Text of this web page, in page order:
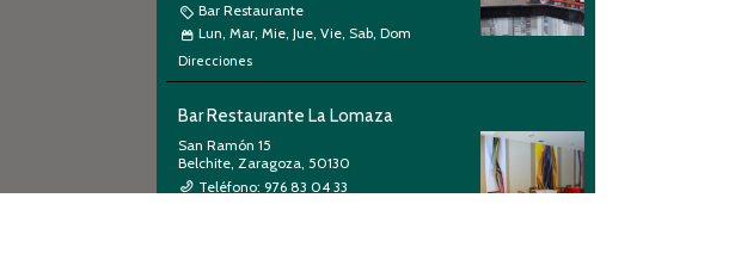
Bar Restaurante
Lun, Mar, Mie, Jue, Vie, Sab, Dom
Direcciones
Bar Restaurante La Lomaza
San Ramón 15
Belchite, Zaragoza, 50130
Teléfono: 976 83 04 33